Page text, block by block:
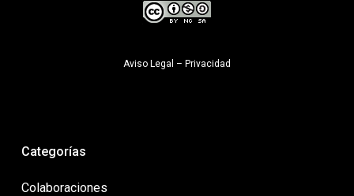
Aviso Legal – Privacidad
Categorías
Colaboraciones